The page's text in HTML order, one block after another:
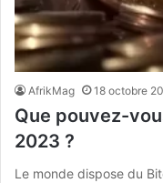
AfrikMag 18 octobre
Que pouvez-
2023 ?
Le monde dispose du